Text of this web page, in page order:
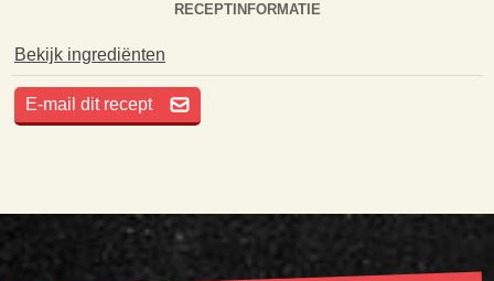
RECEPTINFORMATIE
Bekijk ingrediënten
E-mail dit recept